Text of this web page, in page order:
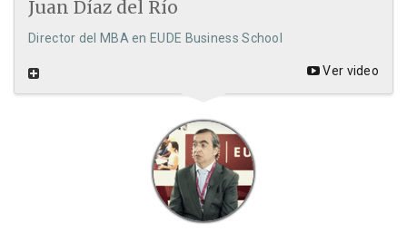
Juan Díaz del Río
Director del MBA en EUDE Business School
Ver video